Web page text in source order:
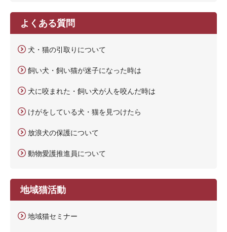
よくある質問
犬・猫の引取りについて
飼い犬・飼い猫が迷子になった時は
犬に咬まれた・飼い犬が人を咬んだ時は
けがをしている犬・猫を見つけたら
放浪犬の保護について
動物愛護推進員について
地域猫活動
地域猫セミナー